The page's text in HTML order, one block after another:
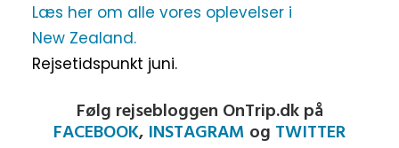
Læs her om alle vores oplevelser i
New Zealand.
Rejsetidspunkt juni.
Følg rejsebloggen OnTrip.dk på
FACEBOOK, INSTAGRAM og TWITTER